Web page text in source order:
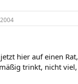
hier auf einen
trinkt, nicht